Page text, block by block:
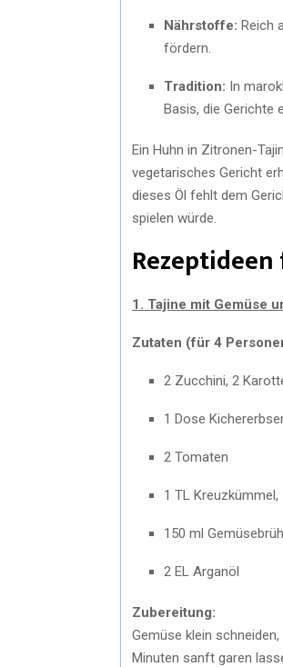
Nährstoffe: Reich
fördern.
Tradition: In
Basis, die Gerichte
Ein Huhn in Zitronen-
vegetarisches Gericht
dieses Öl fehlt dem
spielen würde.
1. Tajine mit Gemüse
Zutaten (für 4
2 Zucchini, 2
1 Dose
2 Tomaten
1 TL Kreuzkümmel,
150 ml
2 EL Arganöl
Zubereitung:
Gemüse klein
Minuten sanft garen